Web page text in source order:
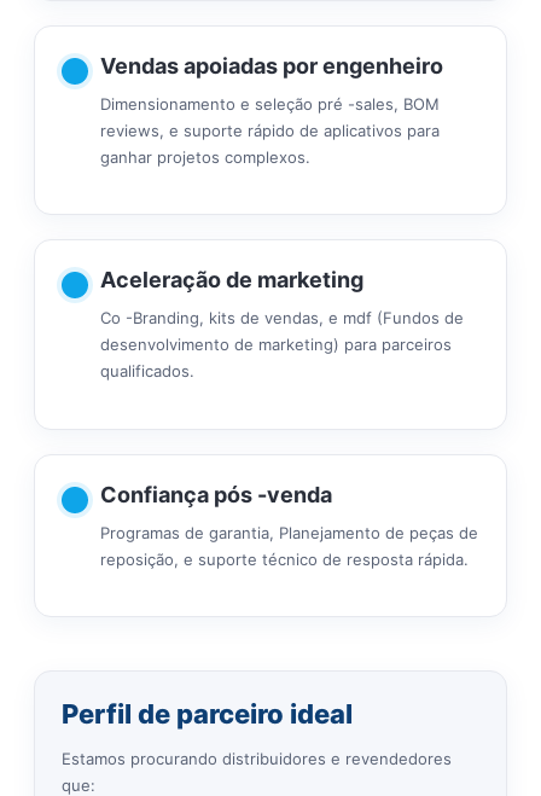
Vendas apoiadas por engenheiro
Dimensionamento e seleção pré -sales, BOM
reviews, e suporte rápido de aplicativos para
ganhar projetos complexos.
Aceleração de marketing
Co -Branding, kits de vendas, e mdf (Fundos de
desenvolvimento de marketing) para parceiros
qualificados.
Confiança pós -venda
Programas de garantia, Planejamento de peças de
reposição, e suporte técnico de resposta rápida.
Perfil de parceiro ideal
Estamos procurando distribuidores e revendedores
que: